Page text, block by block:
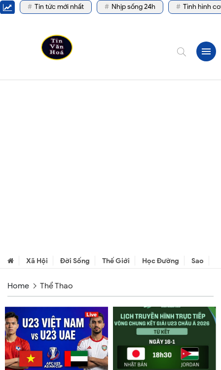
Tin tức mới nhất Nhịp sống 24h Tình hình
Xã Hội Đời Sống Thế Giới Học Đường Sao
Home Thể Thao